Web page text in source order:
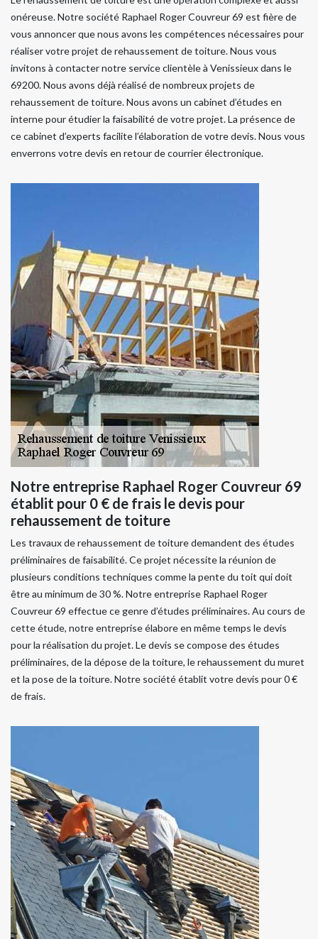
onéreuse. Notre société Raphael Roger Couvreur 69 est fière de
vous annoncer que nous avons les compétences nécessaires pour
réaliser votre projet de rehaussement de toiture. Nous vous
invitons à contacter notre service clientèle à Venissieux dans le
69200. Nous avons déjà réalisé de nombreux projets de
rehaussement de toiture. Nous avons un cabinet d’études en
interne pour étudier la faisabilité de votre projet. La présence de
ce cabinet d’experts facilite l’élaboration de votre devis. Nous vous
enverrons votre devis en retour de courrier électronique.
Notre entreprise Raphael Roger Couvreur 69
établit pour 0 € de frais le devis pour
rehaussement de toiture
Les travaux de rehaussement de toiture demandent des études
préliminaires de faisabilité. Ce projet nécessite la réunion de
plusieurs conditions techniques comme la pente du toit qui doit
être au minimum de 30 %. Notre entreprise Raphael Roger
Couvreur 69 effectue ce genre d’études préliminaires. Au cours de
cette étude, notre entreprise élabore en même temps le devis
pour la réalisation du projet. Le devis se compose des études
préliminaires, de la dépose de la toiture, le rehaussement du muret
et la pose de la toiture. Notre société établit votre devis pour 0 €
de frais.